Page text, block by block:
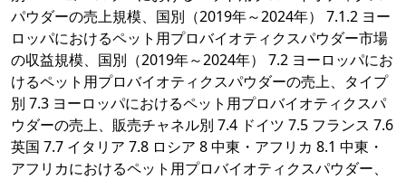
パウダーの売上規模、国別（2019年～2024年） 7.1.2 ヨー
ロッパにおけるペット用プロバイオティクスパウダー市場
の収益規模、国別（2019年～2024年） 7.2 ヨーロッパにお
けるペット用プロバイオティクスパウダーの売上、タイプ
別 7.3 ヨーロッパにおけるペット用プロバイオティクスパ
ウダーの売上、販売チャネル別 7.4 ドイツ 7.5 フランス 7.6
英国 7.7 イタリア 7.8 ロシア 8 中東・アフリカ 8.1 中東・
アフリカにおけるペット用プロバイオティクスパウダー、